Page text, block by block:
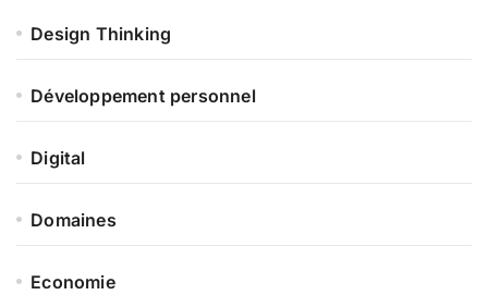
Design Thinking
Développement personnel
Digital
Domaines
Economie